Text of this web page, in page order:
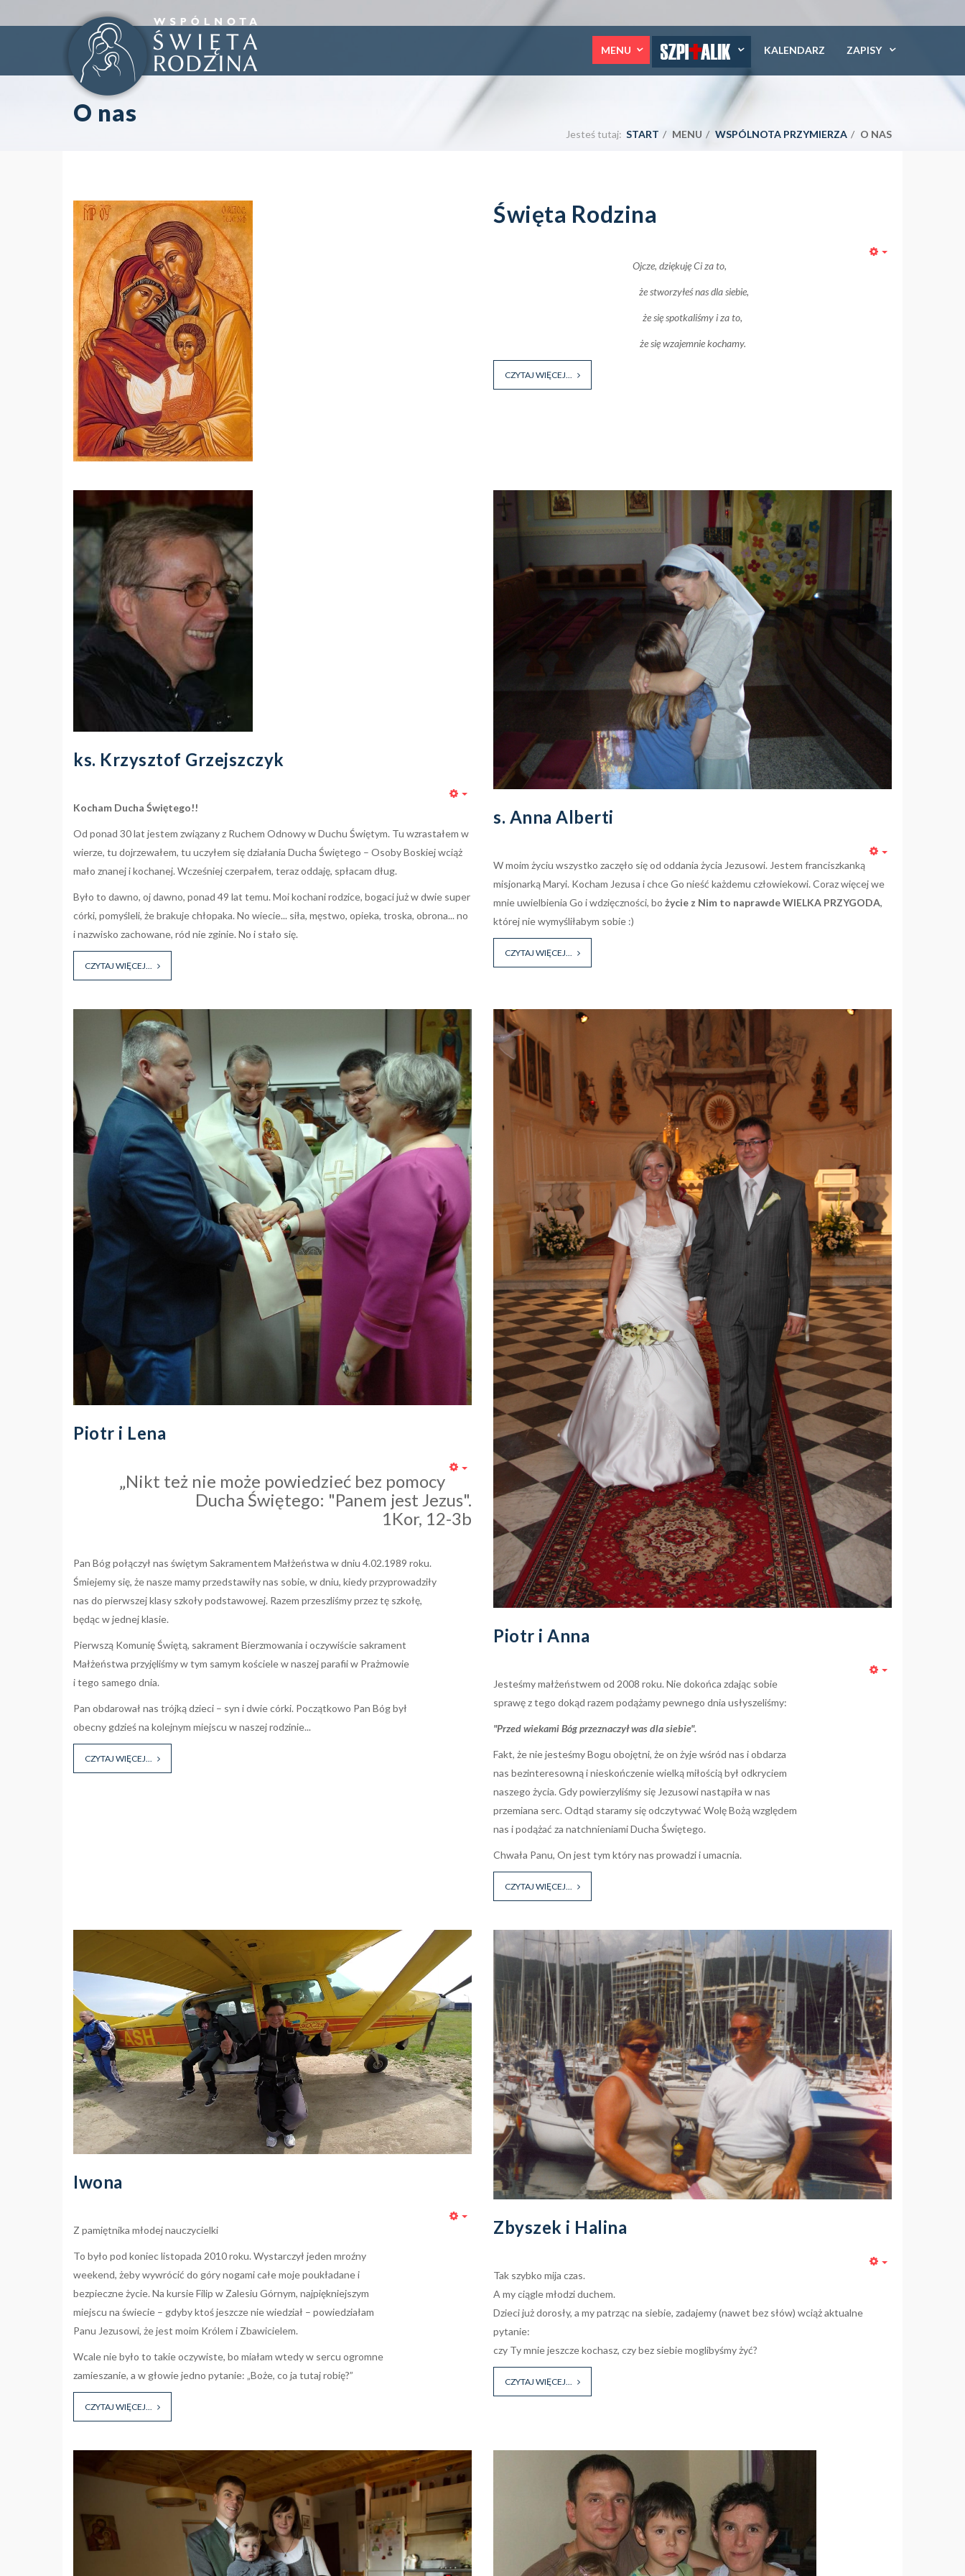
MENU KALENDARZ ZAPISY
Jesteś tutaj: START MENU WSPÓLNOTA PRZYMIERZA O NAS
O nas
Święta Rodzina
Ojcze, dziękuję Ci za to,
że stworzyłeś nas dla siebie,
że się spotkaliśmy i za to,
że się wzajemnie kochamy.
CZYTAJ WIĘCEJ...
ks. Krzysztof Grzejszczyk
Kocham Ducha Świętego!!
Od ponad 30 lat jestem związany z Ruchem Odnowy w Duchu Świętym. Tu wzrastałem w
wierze, tu dojrzewałem, tu uczyłem się działania Ducha Świętego – Osoby Boskiej wciąż
mało znanej i kochanej. Wcześniej czerpałem, teraz oddaję, spłacam dług.
Było to dawno, oj dawno, ponad 49 lat temu. Moi kochani rodzice, bogaci już w dwie super
córki, pomyśleli, że brakuje chłopaka. No wiecie... siła, męstwo, opieka, troska, obrona... no
i nazwisko zachowane, ród nie zginie. No i stało się.
CZYTAJ WIĘCEJ...
s. Anna Alberti
W moim życiu wszystko zaczęło się od oddania życia Jezusowi. Jestem franciszkanką
misjonarką Maryi. Kocham Jezusa i chce Go nieść każdemu człowiekowi. Coraz więcej we
mnie uwielbienia Go i wdzięczności, bo życie z Nim to naprawde WIELKA PRZYGODA,
której nie wymyśliłabym sobie :)
CZYTAJ WIĘCEJ...
Piotr i Lena
„Nikt też nie może powiedzieć bez pomocy
Ducha Świętego: "Panem jest Jezus".
1Kor, 12-3b
Pan Bóg połączył nas świętym Sakramentem Małżeństwa w dniu 4.02.1989 roku.
Śmiejemy się, że nasze mamy przedstawiły nas sobie, w dniu, kiedy przyprowadziły
nas do pierwszej klasy szkoły podstawowej. Razem przeszliśmy przez tę szkołę,
będąc w jednej klasie.
Pierwszą Komunię Świętą, sakrament Bierzmowania i oczywiście sakrament
Małżeństwa przyjęliśmy w tym samym kościele w naszej parafii w Prażmowie
i tego samego dnia.
Pan obdarował nas trójką dzieci – syn i dwie córki. Początkowo Pan Bóg był
obecny gdzieś na kolejnym miejscu w naszej rodzinie...
CZYTAJ WIĘCEJ...
Piotr i Anna
Jesteśmy małżeństwem od 2008 roku. Nie dokońca zdając sobie
sprawę z tego dokąd razem podążamy pewnego dnia usłyszeliśmy:
"Przed wiekami Bóg przeznaczył was dla siebie".
Fakt, że nie jesteśmy Bogu obojętni, że on żyje wśród nas i obdarza
nas bezinteresowną i nieskończenie wielką miłością był odkryciem
naszego życia. Gdy powierzyliśmy się Jezusowi nastąpiła w nas
przemiana serc. Odtąd staramy się odczytywać Wolę Bożą względem
nas i podążać za natchnieniami Ducha Świętego.
Chwała Panu, On jest tym który nas prowadzi i umacnia.
CZYTAJ WIĘCEJ...
Iwona
Z pamiętnika młodej nauczycielki
To było pod koniec listopada 2010 roku. Wystarczył jeden mroźny
weekend, żeby wywrócić do góry nogami całe moje poukładane i
bezpieczne życie. Na kursie Filip w Zalesiu Górnym, najpiękniejszym
miejscu na świecie – gdyby ktoś jeszcze nie wiedział – powiedziałam
Panu Jezusowi, że jest moim Królem i Zbawicielem.
Wcale nie było to takie oczywiste, bo miałam wtedy w sercu ogromne
zamieszanie, a w głowie jedno pytanie: „Boże, co ja tutaj robię?”
CZYTAJ WIĘCEJ...
Zbyszek i Halina
Tak szybko mija czas.
A my ciągle młodzi duchem.
Dzieci już dorosły, a my patrząc na siebie, zadajemy (nawet bez słów) wciąż aktualne
pytanie:
czy Ty mnie jeszcze kochasz, czy bez siebie moglibyśmy żyć?
CZYTAJ WIĘCEJ...